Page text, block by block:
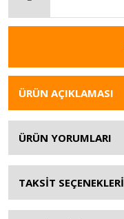
ÜRÜN AÇIKLAMASI
ÜRÜN YORUMLARI
TAKSİT SEÇENEKLERİ